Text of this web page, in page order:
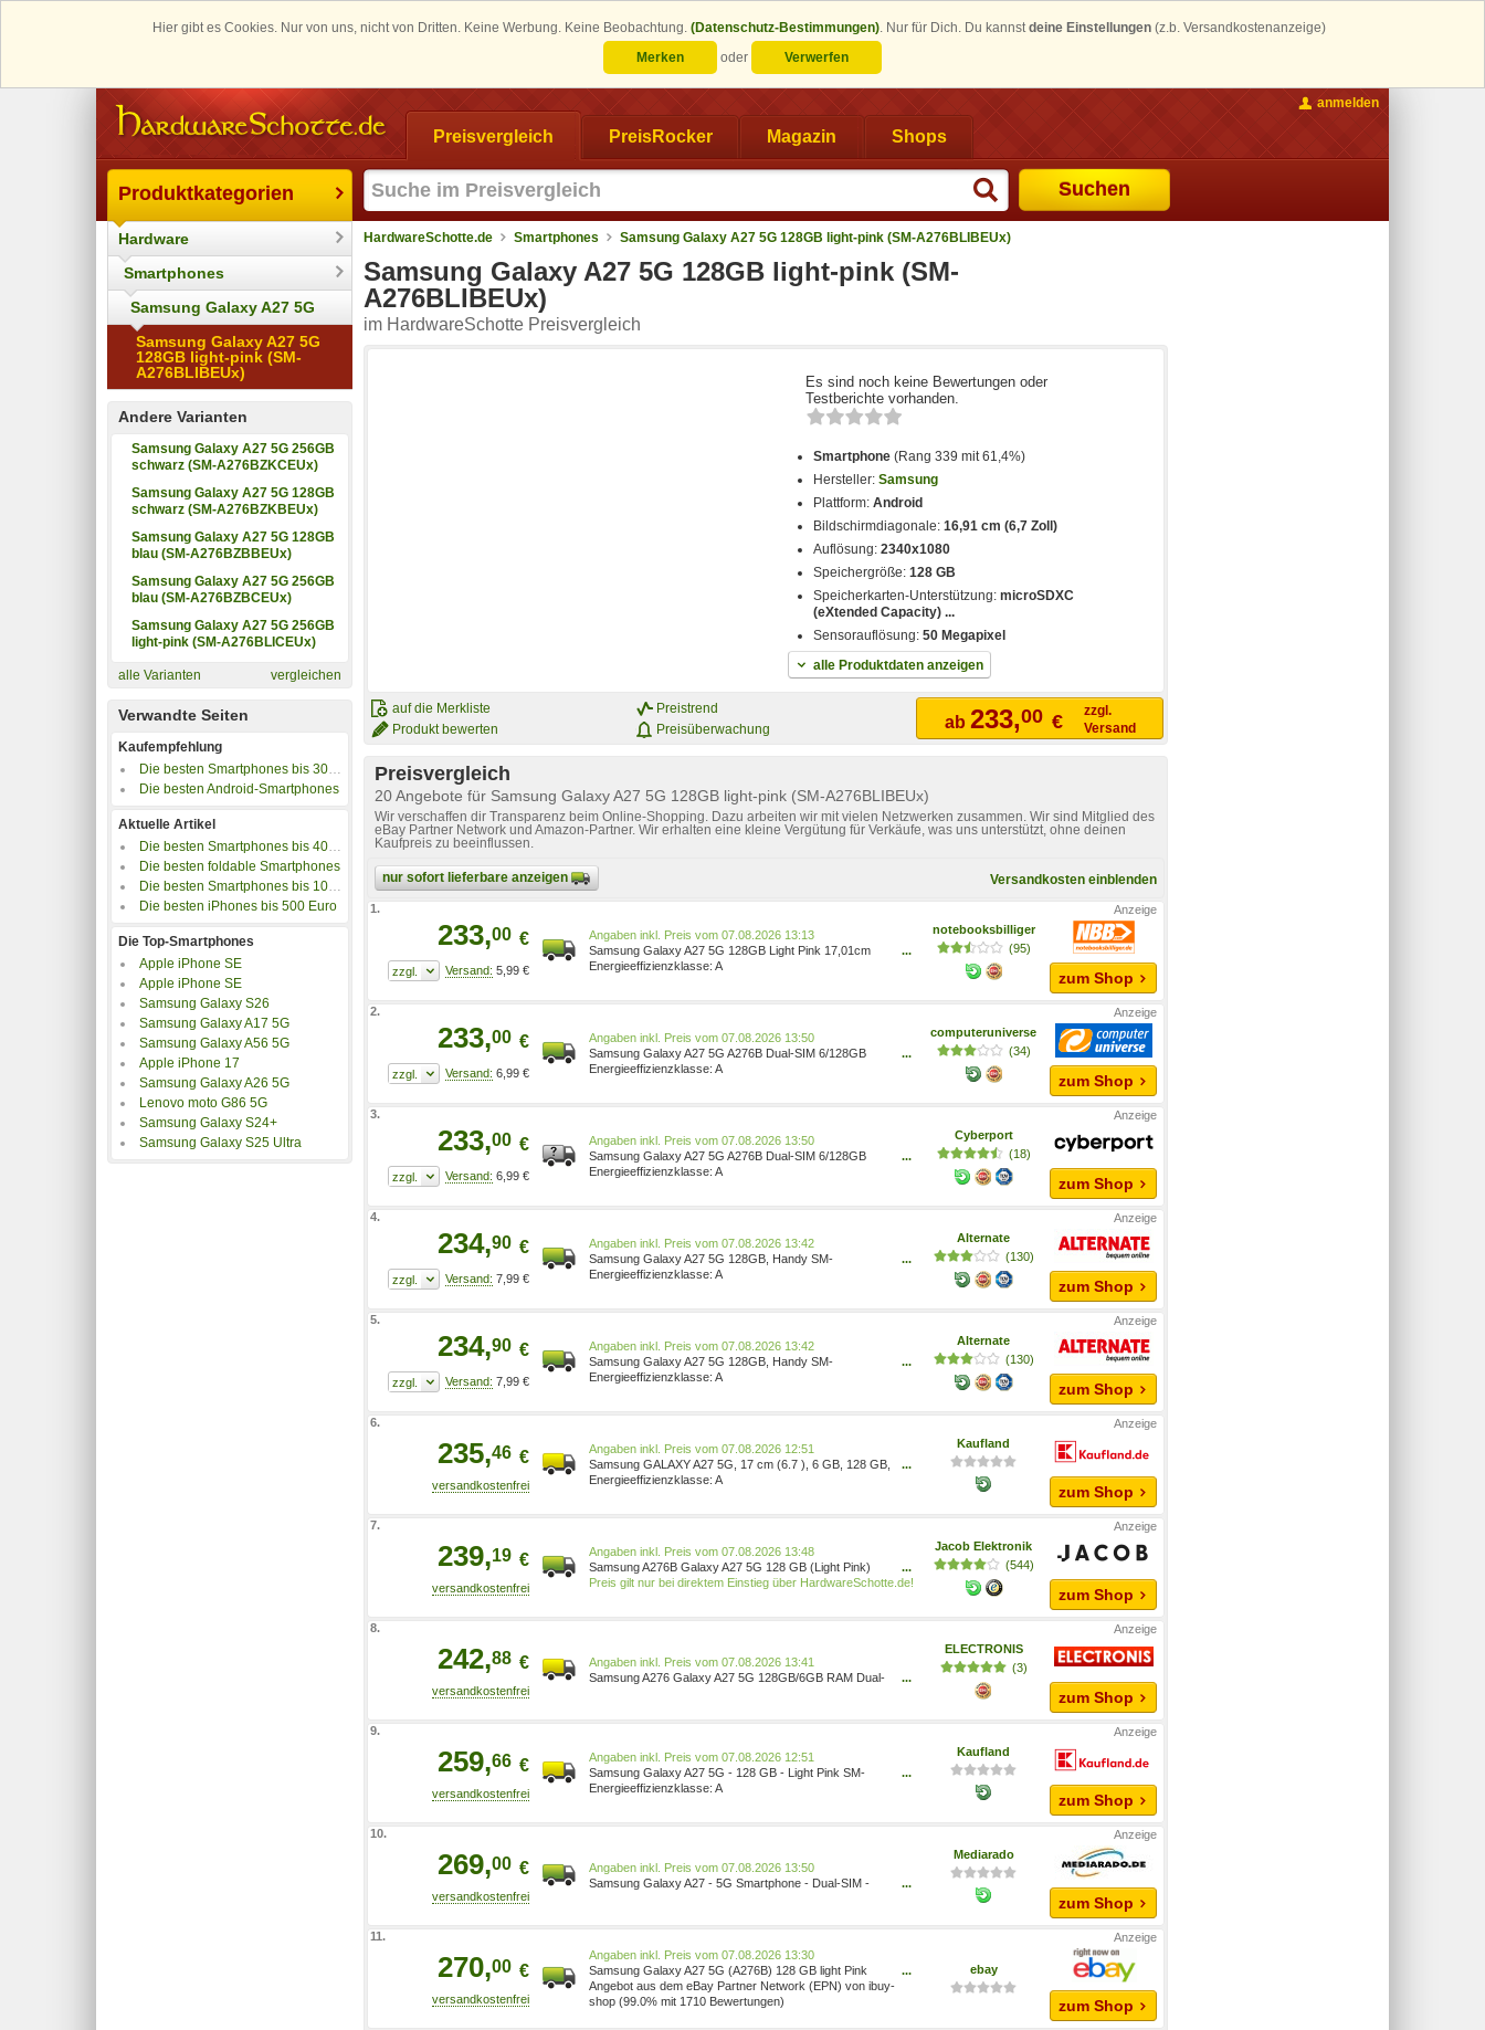
Hier gibt es Cookies. Nur von uns, nicht von Dritten. Keine Werbung. Keine Beobachtung. (Datenschutz-Bestimmungen). Nur für Dich. Du kannstdeine Einstellungen (z.b. Versandkostenanzeige)
Merken
oder Verwerfen
Preisvergleich PreisRocker Magazin Shops
Suchen
anmelden
Produktkategorien
Hardware
Smartphones
Samsung Galaxy A27 5G
Samsung Galaxy A27 5G
128GB light-pink (SM-
A276BLIBEUx)
Andere Varianten
Samsung Galaxy A27 5G 256GB
schwarz (SM-A276BZKCEUx)
Samsung Galaxy A27 5G 128GB
schwarz (SM-A276BZKBEUx)
Samsung Galaxy A27 5G 128GB
blau (SM-A276BZBBEUx)
Samsung Galaxy A27 5G 256GB
blau (SM-A276BZBCEUx)
Samsung Galaxy A27 5G 256GB
light-pink (SM-A276BLICEUx)
alle Varianten vergleichen
Verwandte Seiten
Kaufempfehlung
Die besten Smartphones bis 300 Euro
Die besten Android-Smartphones
Aktuelle Artikel
Die besten Smartphones bis 400 Euro
Die besten foldable Smartphones
Die besten Smartphones bis 100 Euro
Die besten iPhones bis 500 Euro
Die Top-Smartphones
Apple iPhone SE
Apple iPhone SE
Samsung Galaxy S26
Samsung Galaxy A17 5G
Samsung Galaxy A56 5G
Apple iPhone 17
Samsung Galaxy A26 5G
Lenovo moto G86 5G
Samsung Galaxy S24+
Samsung Galaxy S25 Ultra
HardwareSchotte.de Smartphones Samsung Galaxy A27 5G 128GB light-pink (SM-A276BLIBEUx)
Samsung Galaxy A27 5G 128GB light-pink (SM-
A276BLIBEUx)
im HardwareSchotte Preisvergleich
Es sind noch keine Bewertungen oder
Testberichte vorhanden.
Smartphone (Rang 339 mit 61,4%)
Hersteller:Samsung
Plattform:Android
Bildschirmdiagonale:16,91 cm (6,7 Zoll)
Auflösung:2340x1080
Speichergröße:128 GB
Speicherkarten-Unterstützung:microSDXC
(eXtended Capacity) ...
Sensorauflösung:50 Megapixel
alle Produktdaten anzeigen
auf die Merkliste
Produkt bewerten
Preistrend
Preisüberwachung
ab 233,00 €
zzgl.
Versand
Preisvergleich
20 Angebote für Samsung Galaxy A27 5G 128GB light-pink (SM-A276BLIBEUx)
Wir verschaffen dir Transparenz beim Online-Shopping. Dazu arbeiten wir mit vielen Netzwerken zusammen. Wir sind Mitglied des
eBay Partner Network und Amazon-Partner. Wir erhalten eine kleine Vergütung für Verkäufe, was uns unterstützt, ohne deinen
Kaufpreis zu beeinflussen.
nur sofort lieferbare anzeigen Versandkosten einblenden
1.
233,00 €
5,99 €
Preis vom 07.08.2026 13:13
Samsung Galaxy A27 5G 128GB Light Pink 17,01cm
(6,7 ) Super AMOLED Display, Android 16, 50MP Triple-
...
A
notebooksbilliger
(95)
zum Shop
2.
233,00 €
6,99 €
Preis vom 07.08.2026 13:50
Samsung Galaxy A27 5G A276B Dual-SIM 6/128GB
Light Pink Android 16 Smartphone SM-A276BLIBEUB
...
A
computeruniverse
(34)
zum Shop
3.
233,00 €
6,99 €
Preis vom 07.08.2026 13:50
Samsung Galaxy A27 5G A276B Dual-SIM 6/128GB
Light Pink Android 16 Smartphone SM-A276BLIBEUB
...
A
Cyberport
(18)
zum Shop
4.
234,90 €
7,99 €
Preis vom 07.08.2026 13:42
Samsung Galaxy A27 5G 128GB, Handy SM-
A276BLIBEUB Light Pink, Android, 6 GB Prozessor:
...
A
Alternate
(130)
zum Shop
5.
234,90 €
7,99 €
Preis vom 07.08.2026 13:42
Samsung Galaxy A27 5G 128GB, Handy SM-
A276BLIBEUE Light Pink, Android, 6 GB Prozessor:
...
A
Alternate
(130)
zum Shop
6.
235,46 €
Preis vom 07.08.2026 12:51
Samsung GALAXY A27 5G, 17 cm (6.7 ), 6 GB, 128 GB,
50 MP, Android 16.0, Hellrosa SM-A276BLIBEUE
...
A
Kaufland
zum Shop
7.
239,19 €
Preis vom 07.08.2026 13:48
Samsung A276B Galaxy A27 5G 128 GB (Light Pink)
(SM-A276BLIBEUB)
...
Preis gilt nur bei direktem Einstieg über HardwareSchotte.de!
Jacob Elektronik
(544)
zum Shop
8.
242,88 €
Preis vom 07.08.2026 13:41
Samsung A276 Galaxy A27 5G 128GB/6GB RAM Dual-
...
ELECTRONIS
(3)
zum Shop
9.
259,66 €
Preis vom 07.08.2026 12:51
Samsung Galaxy A27 5G - 128 GB - Light Pink SM-
A276BLIBEUB
...
A
Kaufland
zum Shop
10.
269,00 €
Preis vom 07.08.2026 13:50
Samsung Galaxy A27 - 5G Smartphone - Dual-SIM -
...
Mediarado
zum Shop
11.
270,00 €
Preis vom 07.08.2026 13:30
Samsung Galaxy A27 5G (A276B) 128 GB light Pink
Dual-SIM Android Smartphone SM-A276BLIBEUB
...
Angebot aus dem eBay Partner Network (EPN) von ibuy-
shop (99.0% mit 1710 Bewertungen)
ebay
zum Shop